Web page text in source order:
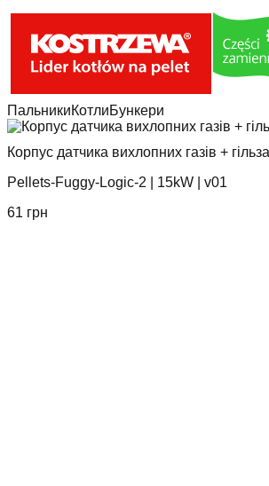
ПальникиКотлиБункери
Корпус датчика вихлопних газів + гільза
Pellets-Fuggy-Logic-2
15kW
v01
61 грн